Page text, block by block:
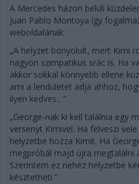
A Mercedes házon belüli
Juan Pablo Montoya így
weboldalának:
„A helyzet bonyolult, mert Kimi
nagyon szimpatikus srác is. Ha
akkor sokkal könnyebb ellene
ami a lendületet adja ahhoz,
ilyen kedves…”
„George-nak ki kell találnia egy
versenyt Kimivel. Ha felveszi
helyzetbe hozza Kimit. Ha
megpróbál majd újra megtalálni
Szerintem ez nehéz helyzetbe
késztetheti.”